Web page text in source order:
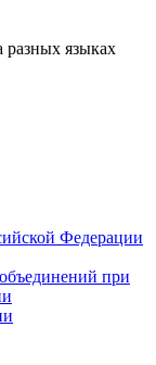
разных языках
Федерации
при